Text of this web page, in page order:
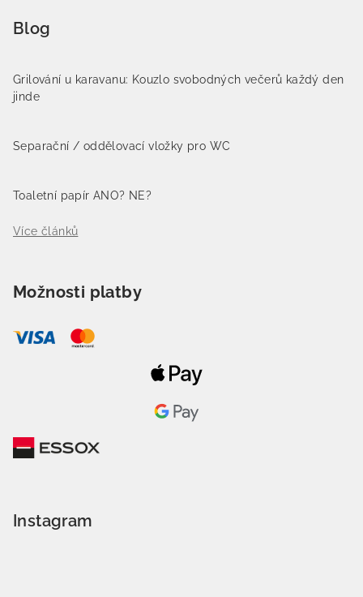
Blog
Grilování u karavanu: Kouzlo svobodných večerů každý den
jinde
Separační / oddělovací vložky pro WC
Toaletní papír ANO? NE?
Více článků
Možnosti platby
Instagram